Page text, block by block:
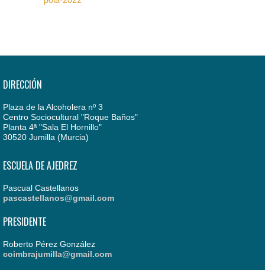
DIRECCIÓN
Plaza de la Alcoholera nº 3
Centro Sociocultural "Roque Baños"
Planta 4ª "Sala El Hornillo"
30520 Jumilla (Murcia)
ESCUELA DE AJEDREZ
Pascual Castellanos
pascastellanos@gmail.com
PRESIDENTE
Roberto Pérez González
coimbrajumilla@gmail.com